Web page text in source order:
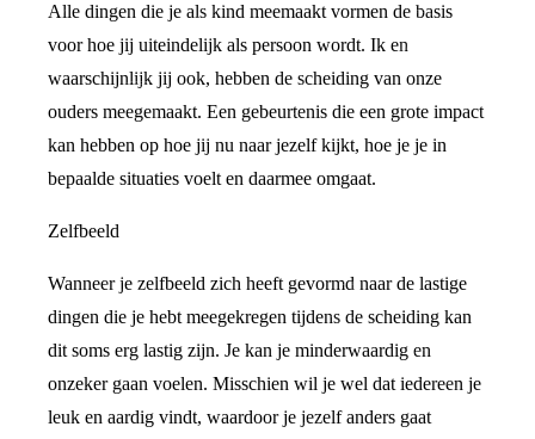
Alle dingen die je als kind meemaakt vormen de basis
voor hoe jij uiteindelijk als persoon wordt. Ik en
waarschijnlijk jij ook, hebben de scheiding van onze
ouders meegemaakt. Een gebeurtenis die een grote impact
kan hebben op hoe jij nu naar jezelf kijkt, hoe je je in
bepaalde situaties voelt en daarmee omgaat.
Zelfbeeld
Wanneer je zelfbeeld zich heeft gevormd naar de lastige
dingen die je hebt meegekregen tijdens de scheiding kan
dit soms erg lastig zijn. Je kan je minderwaardig en
onzeker gaan voelen. Misschien wil je wel dat iedereen je
leuk en aardig vindt, waardoor je jezelf anders gaat